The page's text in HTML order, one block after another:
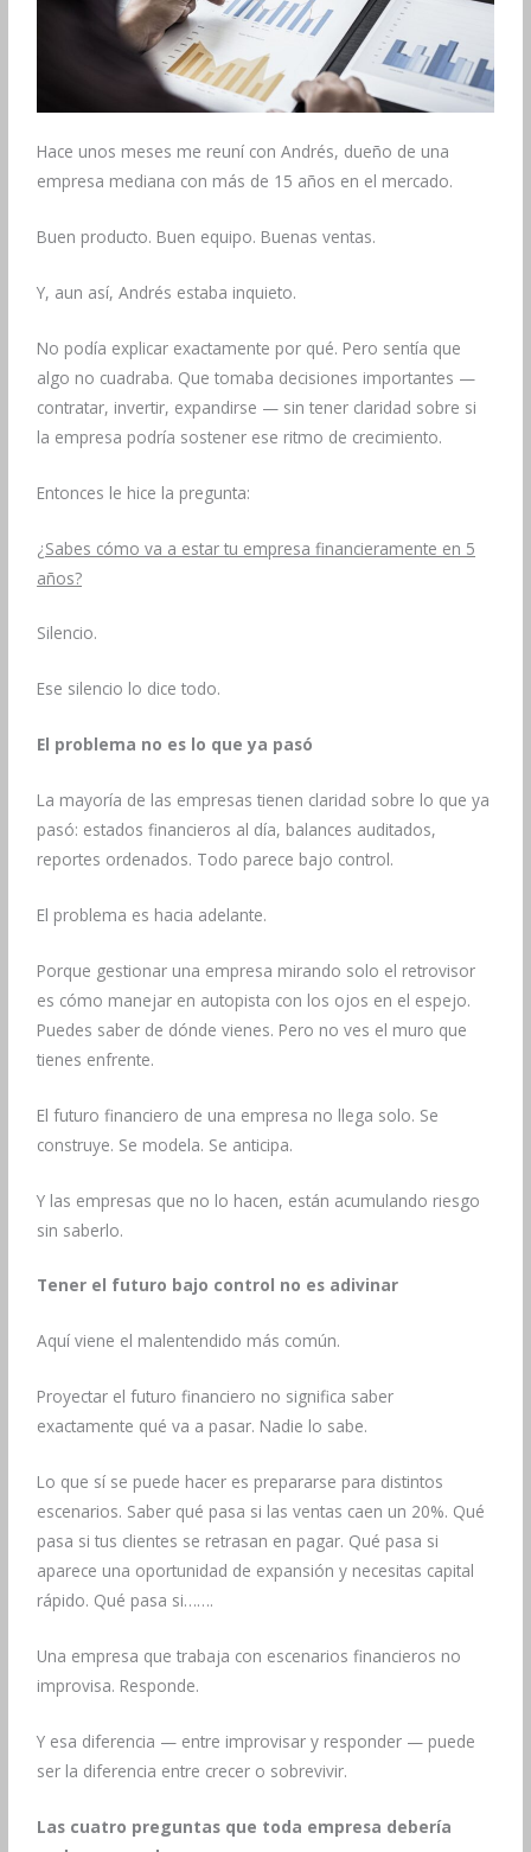
Hace unos meses me reuní con Andrés, dueño de una
empresa mediana con más de 15 años en el mercado.
Buen producto. Buen equipo. Buenas ventas.
Y, aun así, Andrés estaba inquieto.
No podía explicar exactamente por qué. Pero sentía que
algo no cuadraba. Que tomaba decisiones importantes —
contratar, invertir, expandirse — sin tener claridad sobre si
la empresa podría sostener ese ritmo de crecimiento.
Entonces le hice la pregunta:
¿Sabes cómo va a estar tu empresa financieramente en 5
años?
Silencio.
Ese silencio lo dice todo.
El problema no es lo que ya pasó
La mayoría de las empresas tienen claridad sobre lo que ya
pasó: estados financieros al día, balances auditados,
reportes ordenados. Todo parece bajo control.
El problema es hacia adelante.
Porque gestionar una empresa mirando solo el retrovisor
es cómo manejar en autopista con los ojos en el espejo.
Puedes saber de dónde vienes. Pero no ves el muro que
tienes enfrente.
El futuro financiero de una empresa no llega solo. Se
construye. Se modela. Se anticipa.
Y las empresas que no lo hacen, están acumulando riesgo
sin saberlo.
Tener el futuro bajo control no es adivinar
Aquí viene el malentendido más común.
Proyectar el futuro financiero no significa saber
exactamente qué va a pasar. Nadie lo sabe.
Lo que sí se puede hacer es prepararse para distintos
escenarios. Saber qué pasa si las ventas caen un 20%. Qué
pasa si tus clientes se retrasan en pagar. Qué pasa si
aparece una oportunidad de expansión y necesitas capital
rápido. Qué pasa si…….
Una empresa que trabaja con escenarios financieros no
improvisa. Responde.
Y esa diferencia — entre improvisar y responder — puede
ser la diferencia entre crecer o sobrevivir.
Las cuatro preguntas que toda empresa debería